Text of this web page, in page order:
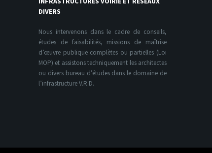
DIVERS
Nous intervenons dans le cadre de conseils,
études de faisabilités, missions de maîtrise
d’œuvre publique complètes ou partielles (Loi
MOP) et assistons techniquement les architectes
ou divers bureau d’études dans le domaine de
l’infrastructure V.R.D.